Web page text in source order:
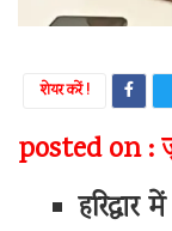
शेयर करें !
posted on :